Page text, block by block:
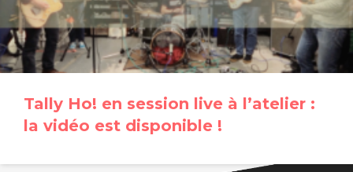
Tally Ho! en session live à l’atelier :
la vidéo est disponible !